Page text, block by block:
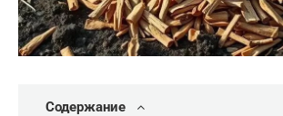
Содержание